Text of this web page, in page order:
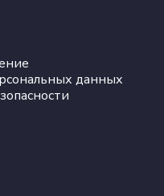
данных
данных